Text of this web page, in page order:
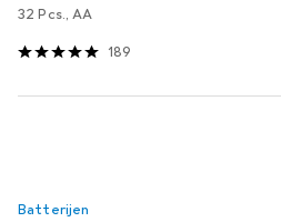
32 Pcs., AA
189
Batterijen